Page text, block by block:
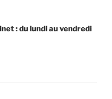
: du lundi au vendredi